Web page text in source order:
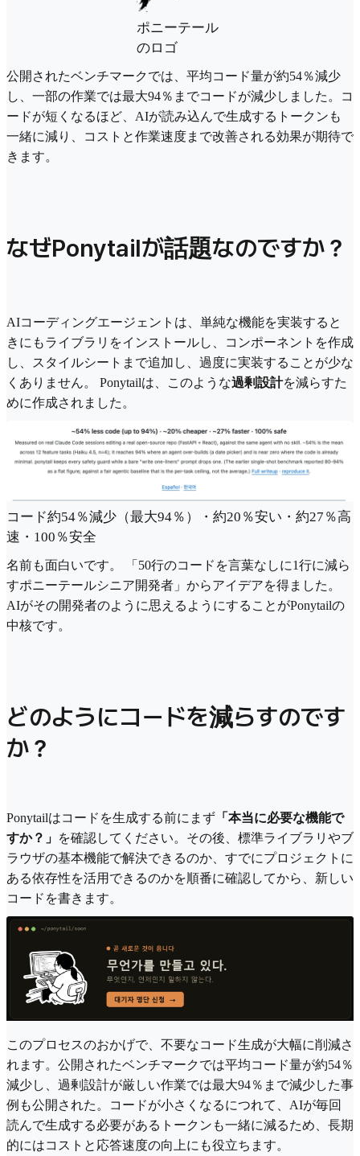
ポニーテール
のロゴ
公開されたベンチマークでは、平均コード量が約54％減少
し、一部の作業では最大94％までコードが減少しました。コ
ードが短くなるほど、AIが読み込んで生成するトークンも
一緒に減り、コストと作業速度まで改善される効果が期待で
きます。
なぜPonytailが話題なのですか？
AIコーディングエージェントは、単純な機能を実装すると
きにもライブラリをインストールし、コンポーネントを作成
し、スタイルシートまで追加し、過度に実装することが少な
くありません。 Ponytailは、このような過剰設計を減らすた
めに作成されました。
コード約54％減少（最大94％）・約20％安い・約27％高
速・100％安全
名前も面白いです。 「50行のコードを言葉なしに1行に減ら
すポニーテールシニア開発者」からアイデアを得ました。
AIがその開発者のように思えるようにすることがPonytailの
中核です。
どのようにコードを減らすのです
か？
Ponytailはコードを生成する前にまず 「本当に必要な機能で
すか？」 を確認してください。その後、標準ライブラリやブ
ラウザの基本機能で解決できるのか、すでにプロジェクトに
ある依存性を活用できるのかを順番に確認してから、新しい
コードを書きます。
このプロセスのおかげで、不要なコード生成が大幅に削減さ
れます。公開されたベンチマークでは平均コード量が約54％
減少し、過剰設計が厳しい作業では最大94％まで減少した事
例も公開された。コードが小さくなるにつれて、AIが毎回
読んで生成する必要があるトークンも一緒に減るため、長期
的にはコストと応答速度の向上にも役立ちます。